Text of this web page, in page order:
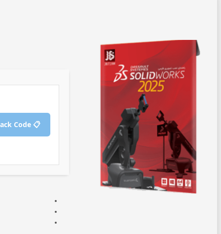
📋 Copy Crack Code